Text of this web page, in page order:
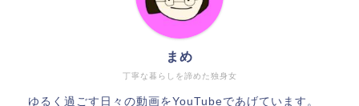
丁寧な暮らしを諦めた独身女
まめ
ゆるく過ごす日々の動画をYouTubeであげています。